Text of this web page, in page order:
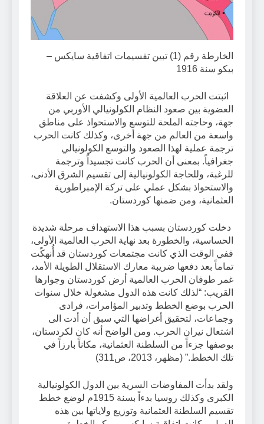
الخارطة رقم (1) تبين تقسيمات اتفاقية سايكس –
بيكو سنة 1916
اثبتت الحرب العالمية الأولى وكشفت عن العلاقة
العضوية بين صعود النظام الكولونيالي الأوربي من
جهة، وحاجته الملحة للتوسع والاستحواذ على مناطق
واسعة من العالم من جهة أخرى، وكذلك كانت الحرب
ترجمة عملية لهذا الصعود والتوسع الكولونيالي
جغرافياً. بمعنى أن الحرب كانت تجسيداً وترجمة
للرغبة، وللحاجة الكولونيالية إلى تقسيم الشرق الأدنى،
والاستحواذ بشكل عملي على تركة الإمبراطورية
العثمانية، ومن ضمنها كوردستان.
دخلت كوردستان بسبب هذا الاستهداف مرحلة شديدة
الحساسية، والخطورة بعد نهاية الحرب العالمية الأولى،
ففي الوقت الذي كانت مجتمعات كوردستان قد أُنهكًت
تماماً بعد دفعها ضريبة معارك الاستقلال الطويلة الأمد،
غمر طوفان الحرب العالمية أرض كوردستان وجوارها
القريب: “لذلك كانت هذه الدول مشغولة خلال سنوات
الحرب بوضع الخطط وتدبير المؤامرات، فرادى
وجماعات، لتحقيق أغراضها التي سبق أن أدت الى
اشتعال نيران الحرب. ومن الواضح أنه كان لكردستان،
بوصفها جزءاً من السلطنة العثمانية، مكاناً بارزاً في
تلك الخطط.” (مظهر، 2013، ص311)
ولقد بدأت المفاوضات السرية بين الدول الكولونيالية
الكبرى وكذلك روسيا بدءاً بسنة 1915م لوضع خطط
تقسيم السلطنة العثمانية وتوزيع ولاياتها بين هذه